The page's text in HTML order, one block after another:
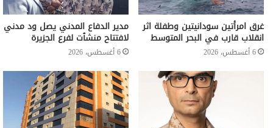
غرق امرأتين سودانيتين وطفلة اثر
انقلاب قارب في البحر المتوسط
6 أغسطس، 2026
مدير الدفاع المدني يصل ود مدني
لافتتاح منشٱت لفرع الجزيرة
6 أغسطس، 2026